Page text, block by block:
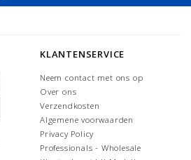
KLANTENSERVICE
Neem contact met ons op
Over ons
Verzendkosten
Algemene voorwaarden
Privacy Policy
Professionals - Wholesale